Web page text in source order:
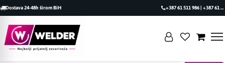
Dostava 24-48h širom BiH +387 61 511 986 | +387 61 493 470